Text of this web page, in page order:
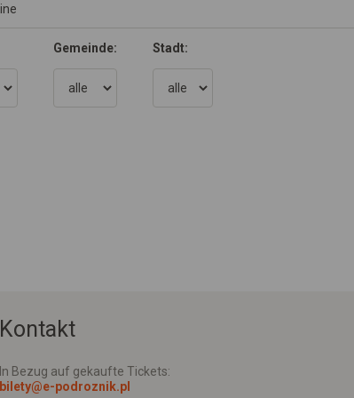
Gemeinde: Stadt:
Kontakt
In Bezug auf gekaufte Tickets:
bilety@e-podroznik.pl